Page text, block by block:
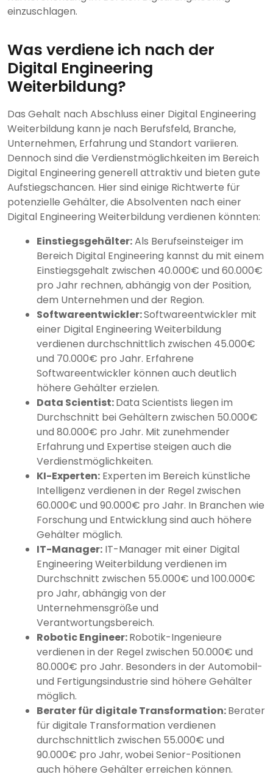
einzuschlagen.
Was verdiene ich nach der
Digital Engineering
Weiterbildung?
Das Gehalt nach Abschluss einer Digital Engineering
Weiterbildung kann je nach Berufsfeld, Branche,
Unternehmen, Erfahrung und Standort variieren.
Dennoch sind die Verdienstmöglichkeiten im Bereich
Digital Engineering generell attraktiv und bieten gute
Aufstiegschancen. Hier sind einige Richtwerte für
potenzielle Gehälter, die Absolventen nach einer
Digital Engineering Weiterbildung verdienen könnten:
Einstiegsgehälter:Als Berufseinsteiger im
Bereich Digital Engineering kannst du mit einem
Einstiegsgehalt zwischen 40.000€ und 60.000€
pro Jahr rechnen, abhängig von der Position,
dem Unternehmen und der Region.
Softwareentwickler:Softwareentwickler mit
einer Digital Engineering Weiterbildung
verdienen durchschnittlich zwischen 45.000€
und 70.000€ pro Jahr. Erfahrene
Softwareentwickler können auch deutlich
höhere Gehälter erzielen.
Data Scientist:Data Scientists liegen im
Durchschnitt bei Gehältern zwischen 50.000€
und 80.000€ pro Jahr. Mit zunehmender
Erfahrung und Expertise steigen auch die
Verdienstmöglichkeiten.
KI-Experten: Experten im Bereich künstliche
Intelligenz verdienen in der Regel zwischen
60.000€ und 90.000€ pro Jahr. In Branchen wie
Forschung und Entwicklung sind auch höhere
Gehälter möglich.
IT-Manager: IT-Manager mit einer Digital
Engineering Weiterbildung verdienen im
Durchschnitt zwischen 55.000€ und 100.000€
pro Jahr, abhängig von der
Unternehmensgröße und
Verantwortungsbereich.
Robotic Engineer:Robotik-Ingenieure
verdienen in der Regel zwischen 50.000€ und
80.000€ pro Jahr. Besonders in der Automobil-
und Fertigungsindustrie sind höhere Gehälter
möglich.
Berater für digitale Transformation:Berater
für digitale Transformation verdienen
durchschnittlich zwischen 55.000€ und
90.000€ pro Jahr, wobei Senior-Positionen
auch höhere Gehälter erreichen können.